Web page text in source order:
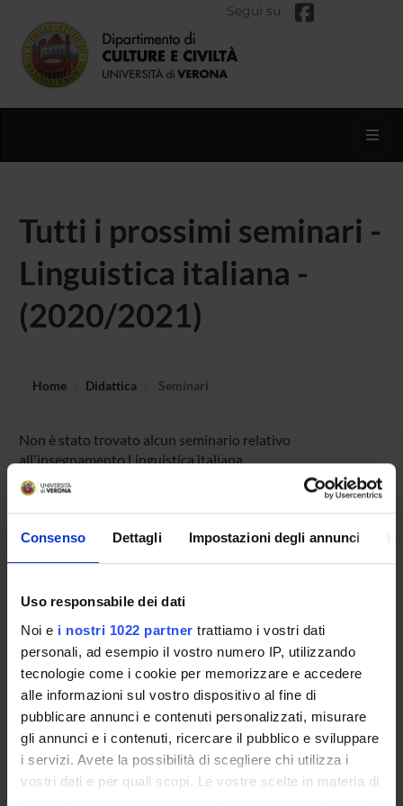
Consenso Dettagli Impostazioni degli annunci
Uso responsabile dei dati
Noi e i nostri 1022 partner trattiamo i vostri dati
personali, ad esempio il vostro numero IP, utilizzando
tecnologie come i cookie per memorizzare e accedere
alle informazioni sul vostro dispositivo al fine di
pubblicare annunci e contenuti personalizzati, misurare
gli annunci e i contenuti, ricercare il pubblico e sviluppare
i servizi. Avete la possibilità di scegliere chi utilizza i
vostri dati e per quali scopi. Le vostre scelte in materia di
privacy sono applicabili solo su questa proprietà digitale
Segui su
Tutti i prossimi seminari -
Linguistica italiana -
(2020/2021)
Home Didattica Seminari
Non è stato trovato alcun seminario relativo
all'insegnamento Linguistica italiana.
OFFERTA FORMATIVA
SUPERIORE
Contatti
Persone
Luoghi
Calendario